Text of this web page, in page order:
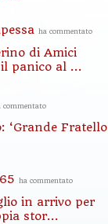
ha commentato
di Amici
panico al ...
commentato
‘Grande Fratello
ha commentato
in arrivo per
stor...